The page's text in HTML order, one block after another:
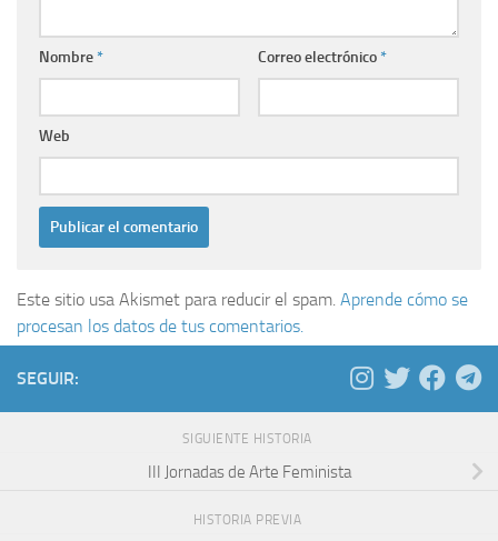
Nombre* Correo electrónico*
Web
Este sitio usa Akismet para reducir el spam. Aprende cómo se
procesan los datos de tus comentarios.
SEGUIR:
SIGUIENTE HISTORIA
III Jornadas de Arte Feminista
HISTORIA PREVIA